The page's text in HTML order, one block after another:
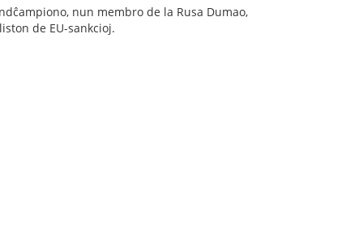
nun membro de la Rusa Dumao,
de EU-sankcioj.